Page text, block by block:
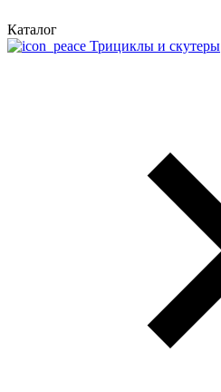
Каталог
Трициклы и скутеры